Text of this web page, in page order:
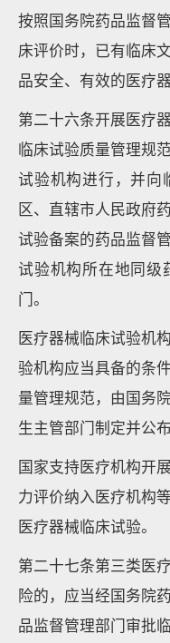
按照国务院药品监督
床评价时，已有临床
品安全、有效的医疗
第二十六条开展医疗
临床试验质量管理规
试验机构进行，并向
区、直辖市人民政府
试验备案的药品监督
试验机构所在地同级
门。
医疗器械临床试验机
验机构应当具备的条
量管理规范，由国务
生主管部门制定并公布
国家支持医疗机构开
力评价纳入医疗机构
医疗器械临床试验。
第二十七条第三类医
险的，应当经国务院
品监督管理部门审批